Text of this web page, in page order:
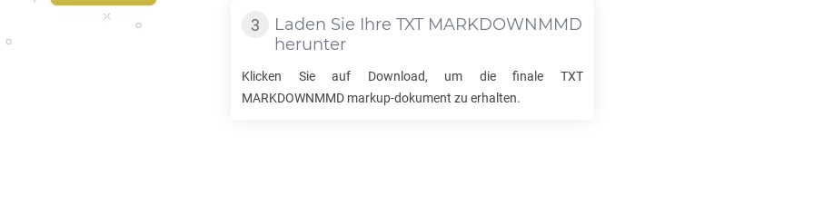
Laden Sie Ihre TXT MARKDOWNMMD
herunter
Klicken Sie auf Download, um die finale TXT
MARKDOWNMMD markup-dokument zu erhalten.